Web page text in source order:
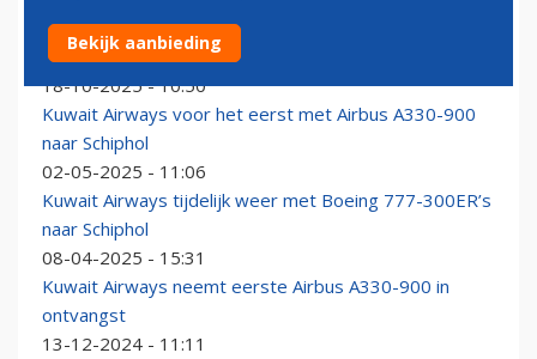
Golfmaatschappijen willen vaker naar Schiphol: op de
wachtlijst of vrachtslots inleveren
18-10-2025 - 10:50
Kuwait Airways voor het eerst met Airbus A330-900
naar Schiphol
02-05-2025 - 11:06
Kuwait Airways tijdelijk weer met Boeing 777-300ER’s
naar Schiphol
08-04-2025 - 15:31
Kuwait Airways neemt eerste Airbus A330-900 in
ontvangst
13-12-2024 - 11:11
Bekijk aanbieding